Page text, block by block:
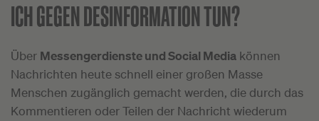
ICH GEGEN DESINFORMATION TUN?
Über Messengerdienste und Social Media können
Nachrichten heute schnell einer großen Masse
Menschen zugänglich gemacht werden, die durch das
Kommentieren oder Teilen der Nachricht wiederum